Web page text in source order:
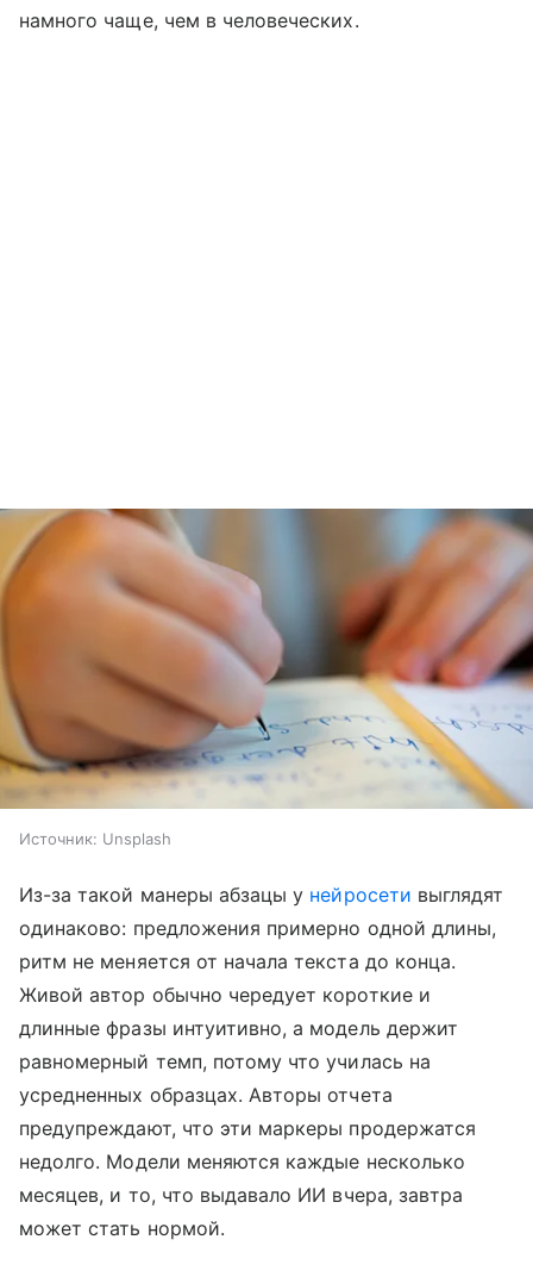
намного чаще, чем в человеческих.
Источник: Unsplash
Из-за такой манеры абзацы у нейросети выглядят
одинаково: предложения примерно одной длины,
ритм не меняется от начала текста до конца.
Живой автор обычно чередует короткие и
длинные фразы интуитивно, а модель держит
равномерный темп, потому что училась на
усредненных образцах. Авторы отчета
предупреждают, что эти маркеры продержатся
недолго. Модели меняются каждые несколько
месяцев, и то, что выдавало ИИ вчера, завтра
может стать нормой.